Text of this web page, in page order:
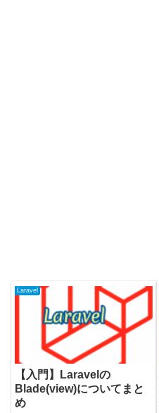
Laravel
【入門】Laravelの
Blade(view)についてまと
め